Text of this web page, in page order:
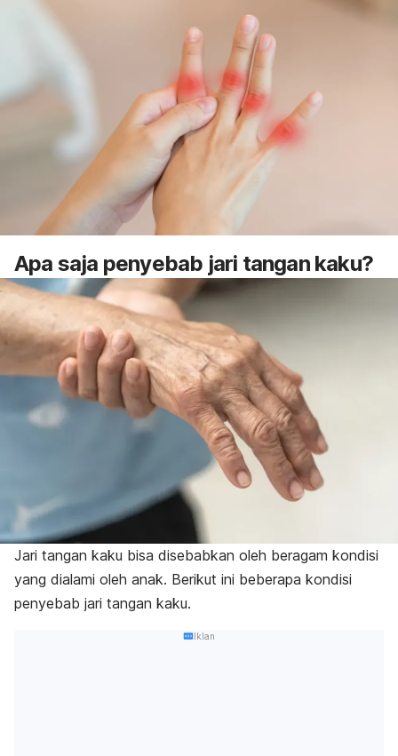
Apa saja penyebab jari tangan kaku?
Jari tangan kaku bisa disebabkan oleh beragam kondisi
yang dialami oleh anak. Berikut ini beberapa kondisi
penyebab jari tangan kaku.
Iklan